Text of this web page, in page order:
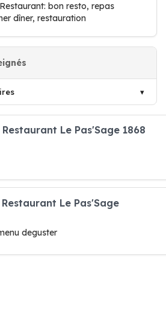
bon resto, repas
dîner, restauration
Le Pas'Sage 1868
Le Pas'Sage
deguster